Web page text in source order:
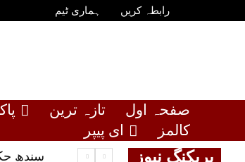
رابطہ کریں ہماری ٹیم
صفحہ اول تازہ ترین
کالمز
ای پیپر
بریکنگ نیوز سندھ